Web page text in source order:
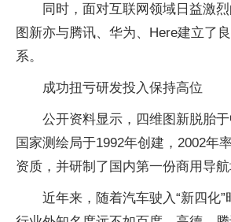
同时，面对互联网领域日益激
图新亦与腾讯、华为、Here建立了
系。
成功扭亏研发投入保持高位
公开资料显示，四维图新脱胎
国家测绘局于1992年创建，2002年
资质，并研制了国内第一份商用导航
近年来，随着汽车驶入“新四化